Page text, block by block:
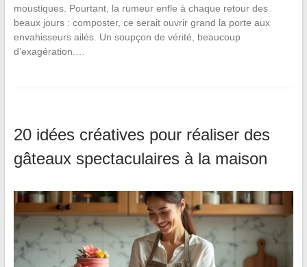
moustiques. Pourtant, la rumeur enfle à chaque retour des
beaux jours : composter, ce serait ouvrir grand la porte aux
envahisseurs ailés. Un soupçon de vérité, beaucoup
d’exagération.…
20 idées créatives pour réaliser des
gâteaux spectaculaires à la maison